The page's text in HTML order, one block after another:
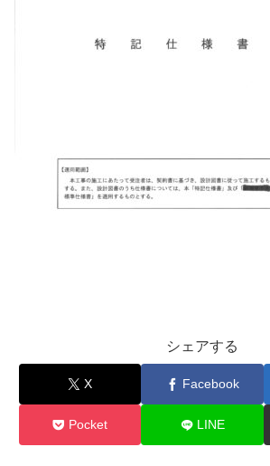
シェアする
X Facebook
Pocket LINE